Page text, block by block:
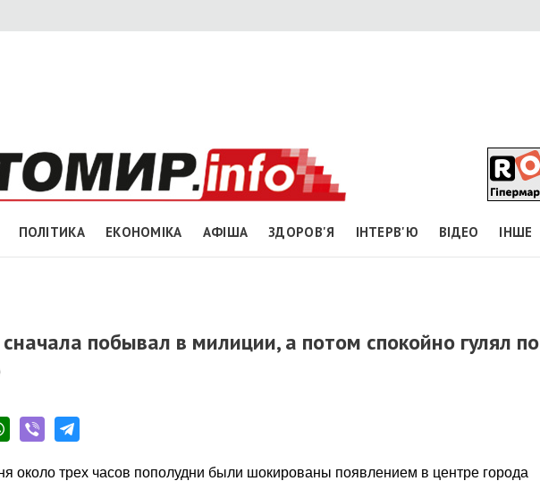
ПОЛІТИКА ЕКОНОМІКА АФІША ЗДОРОВ'Я ІНТЕРВ'Ю ВІДЕО ІНШЕ
побывал в милиции, а потом спокойно гулял по
около трех часов пополудни были шокированы появлением в центре города